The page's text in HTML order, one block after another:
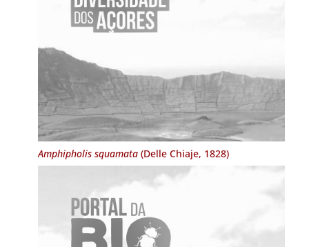
Amphipholis squamata(Delle Chiaje, 1828)